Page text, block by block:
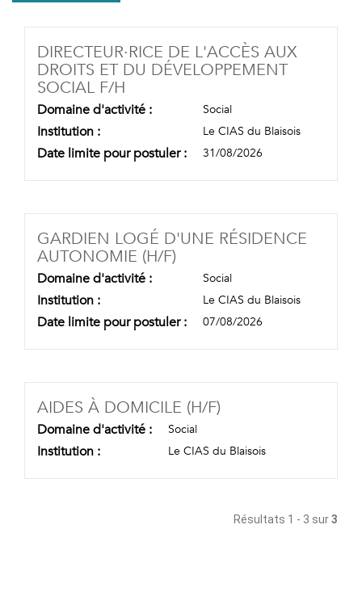
DIRECTEUR·RICE DE L'ACCÈS AUX
DROITS ET DU DÉVELOPPEMENT
SOCIAL F/H
Domaine d'activité : Social
Institution : Le CIAS du Blaisois
Date limite pour postuler : 31/08/2026
GARDIEN LOGÉ D'UNE RÉSIDENCE
AUTONOMIE (H/F)
Domaine d'activité : Social
Institution : Le CIAS du Blaisois
Date limite pour postuler : 07/08/2026
AIDES À DOMICILE (H/F)
Domaine d'activité : Social
Institution : Le CIAS du Blaisois
Résultats 1 - 3 sur3